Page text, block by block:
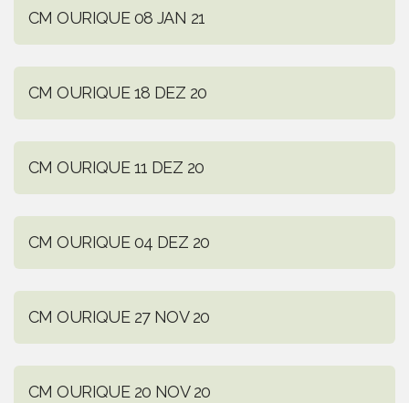
CM OURIQUE 08 JAN 21
CM OURIQUE 18 DEZ 20
CM OURIQUE 11 DEZ 20
CM OURIQUE 04 DEZ 20
CM OURIQUE 27 NOV 20
CM OURIQUE 20 NOV 20